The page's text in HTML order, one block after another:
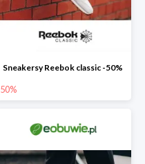
Sneakersy Reebok classic -50%
50%